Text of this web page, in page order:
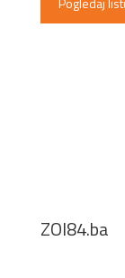
ZOI84.ba